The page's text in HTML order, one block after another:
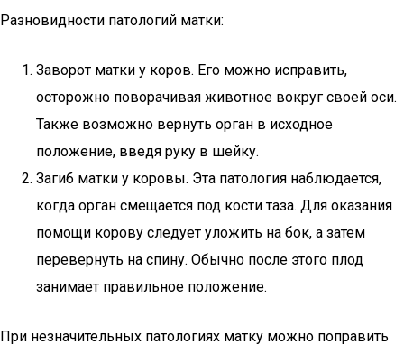
Разновидности патологий матки:
Заворот матки у коров. Его можно исправить,
осторожно поворачивая животное вокруг своей оси.
Также возможно вернуть орган в исходное
положение, введя руку в шейку.
Загиб матки у коровы. Эта патология наблюдается,
когда орган смещается под кости таза. Для оказания
помощи корову следует уложить на бок, а затем
перевернуть на спину. Обычно после этого плод
занимает правильное положение.
При незначительных патологиях матку можно поправить